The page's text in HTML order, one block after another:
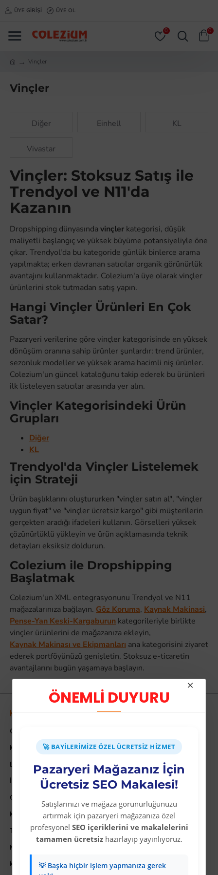
ÖNEMLİ DUYURU
🚀 BAYILERIMIZE ÖZEL ÜCRETSIZ HIZMET
Pazaryeri Mağazanız İçin
Ücretsiz SEO Makalesi!
Satışlarınızı ve mağaza görünürlüğünüzü
artırmak için pazaryeri mağazanıza özel
profesyonel SEO içeriklerini ve makalelerini
tamamen ücretsizhazırlayıp yayınlıyoruz.
💡 Başka hiçbir işlem yapmanıza gerek
ÜYE GIRIŞI ÜYE OL
0 0
Vinçler
Vinçler
Diğer Einhell KL
Vivastar
Vinçler: Stoksuz Satış ile
Trendyol ve N11'da
Kazanın
Dropshipping dünyasında vinçler kategorisi, düşük
maliyetli başlangıç ve yüksek büyüme potansiyeliyle öne
çıkar. Trendyol'da bu kategoride günlük binlerce arama
yapılmakta; erken davranan satıcılar organik görünürlük
avantajını kullanmaktadır. Colezium'a üye olarak vinçler
ürünlerini stok tutmadan satış yapın.
Hangi Vinçler Ürünleri En Çok
Satar?
Pazaryeri verilerine göre vinçler kategorisinde en yüksek
dönüşüm oranına sahip ürünler şunlardır: trend ürünler,
sezonluk modeller ve yüksek arama hacimli niş ürünler.
Colezium'un güncel kataloğunu takip ederek bu ürünleri
ilk listeleyen satıcılar arasında yer alın.
Vinçler Kategorisindeki Ürün
Grupları
Diğer
KL
Trendyol'da Vinçler Listelemek
için Strateji
Ürün başlıklarını oluştururken "vinçler satın al", "vinçler
uygun fiyat" ve "vinçler ücretsiz kargo" gibi müşterilerin
gerçekten aradığı ifadeleri kullanın. Görselleri yüksek
çözünürlüklü yükleyin ve ürün açıklamasında teknik
detayları eksiksiz doldurun.
Colezium ile Dropshipping
Başlatmak
Colezium'un XML entegrasyonunu Trendyol ve N11
mağazalarınıza bağlayın. Göz Koruma, Kaynak Makinasi,
Pense-Yan Keski-Kargaburun kategorileriyle birlikte
vinçler ürünlerini de mağazanıza ekleyin,
Kaynak Makinası ve Ekipmanları ana kategorisini ziyaret
ederek portföyünüzü genişletin. Stoksuz e-ticaretin
avantajlarını bugün yaşamaya başlayın.
Kurumsal
Colezium Hakkında
Kurumsal Bilgiler
Banka Hesab Bilgileri
İletişim
Gizlilik Politikası
Kullanıcı Sözleşmesi
Teslimat Bilgileri
Mesafeli Satış Sözleşmesi
Kariyer